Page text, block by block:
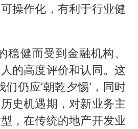
操作化，有利于行业健
稳健而受到金融机构、
的高度评价和认同。这
们仍应‘朝乾夕惕’，同时
史机遇期，对新业务主
，在传统的地产开发业